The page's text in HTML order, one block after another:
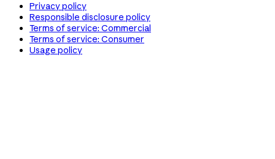
Privacy policy
Responsible disclosure policy
Terms of service: Commercial
Terms of service: Consumer
Usage policy